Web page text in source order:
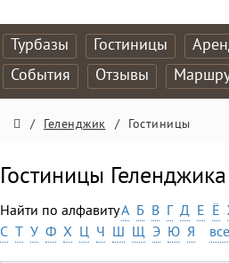
Турбазы Гостиницы
События
Отзывы
/ Геленджик / Гостиницы
Гостиницы Геленджика
Найти по алфавитуА Б В Г Д Е Ё
С Т У Ф Х Ц Ч Ш Щ Э Ю Я все